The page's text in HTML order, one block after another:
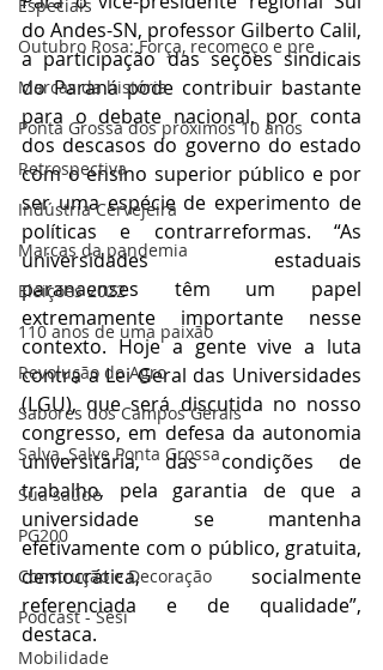
Especiais
Outubro Rosa: Força, recomeço e pre
Marcas da história
Ponta Grossa dos próximos 10 anos
Retrospectiva
Indústria Cervejeira
Marcas da pandemia
Eleições 2022
110 anos de uma paixão
Revolução do Agro
Sabores dos Campos Gerais
Salva, Salve Ponta Grossa
Sua saúde
PG200
Construção e Decoração
Podcast - Sesi
Mobilidade
do Andes-SN, professor Gilberto Calil,
a participação das seções sindicais
do Paraná pode contribuir bastante
para o debate nacional, por conta
dos descasos do governo do estado
com o ensino superior público e por
ser uma espécie de experimento de
políticas e contrarreformas. “As
universidades estaduais
paranaenses têm um papel
extremamente importante nesse
contexto. Hoje a gente vive a luta
contra a Lei Geral das Universidades
(LGU), que será discutida no nosso
congresso, em defesa da autonomia
universitária, das condições de
trabalho, pela garantia de que a
universidade se mantenha
efetivamente com o público, gratuita,
democrática, socialmente
referenciada e de qualidade”,
destaca.